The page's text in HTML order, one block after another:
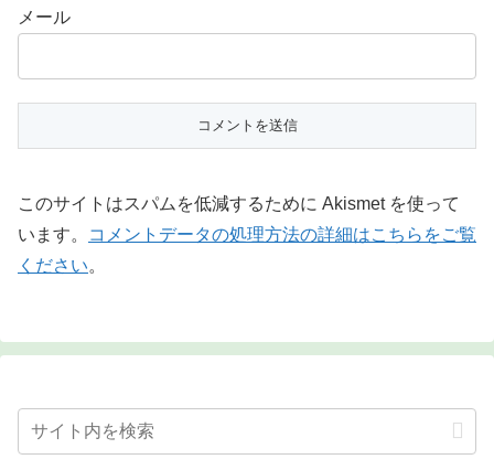
メール
このサイトはスパムを低減するために Akismet を使って
います。
コメントデータの処理方法の詳細はこちらをご覧
ください。